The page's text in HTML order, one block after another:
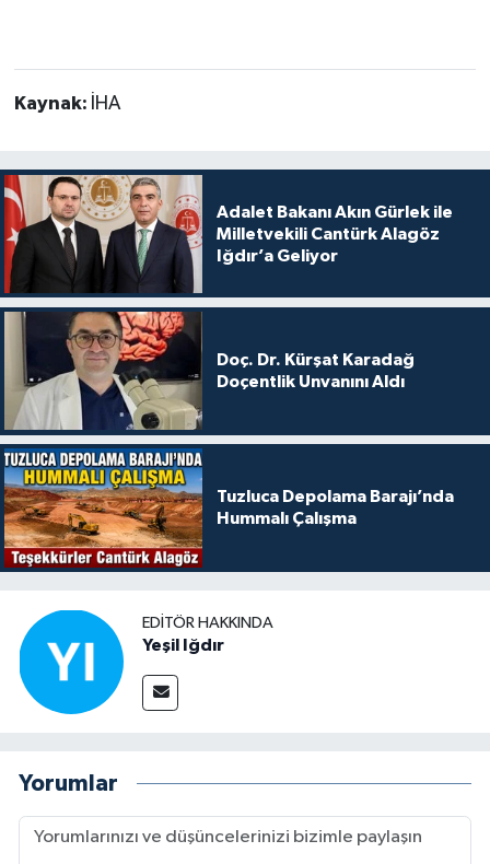
Kaynak: İHA
Adalet Bakanı Akın Gürlek ile
Milletvekili Cantürk Alagöz
Iğdır’a Geliyor
Doç. Dr. Kürşat Karadağ
Doçentlik Unvanını Aldı
Tuzluca Depolama Barajı’nda
Hummalı Çalışma
EDITÖR HAKKINDA
Yeşil Iğdır
Yorumlar